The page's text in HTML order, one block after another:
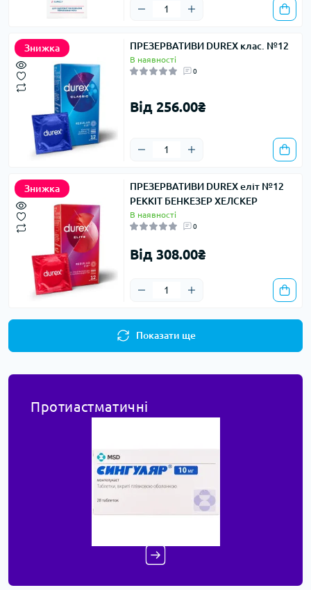
Знижка ПРЕЗЕРВАТИВИ DUREX клас. №12
В наявності
0
Від 256.00₴
Знижка
ПРЕЗЕРВАТИВИ DUREX еліт №12
РЕККІТ БЕНКЕЗЕР ХЕЛСКЕР
В наявності
0
Від 308.00₴
Показати ще
Протиастматичні